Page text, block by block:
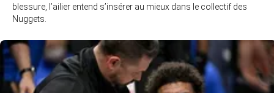
blessure, l’ailier entend s’insérer au mieux dans le collectif des
Nuggets.